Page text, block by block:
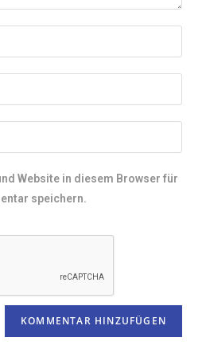
Website in diesem Browser für
speichern.